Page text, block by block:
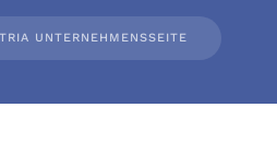
UNTERNEHMENSSEITE